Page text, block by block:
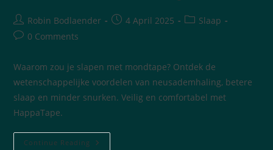
Robin Bodlaender 4 April 2025
Slaap
0 Comments
Waarom zou je slapen met mondtape? Ontdek de
wetenschappelijke voordelen van neusademhaling, betere
slaap en minder snurken. Veilig en comfortabel met
HappaTape.
Continue Reading